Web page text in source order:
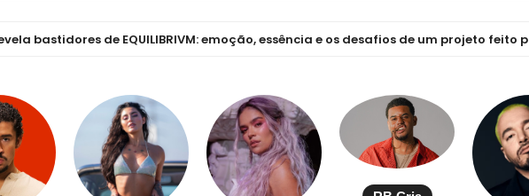
de EQUILIBRIVM: emoção, essência e os desafios de um projeto feito por